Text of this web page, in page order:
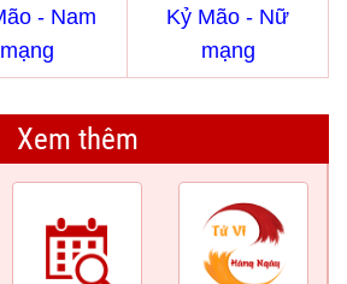
- Nam
mạng
Kỷ Mão - Nữ
mạng
Xem thêm